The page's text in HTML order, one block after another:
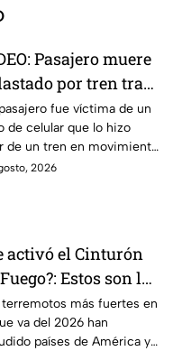
Pasajero muere
por tren tras
el robo de su
en India
fue víctima de un
de celular que lo hizo
de un tren en movimiento
luego ser aplastado. El
2026
activó el Cinturón
Estos son los
más fuertes
que va del 2026
terremotos más fuertes en
va del 2026 han
países de América y